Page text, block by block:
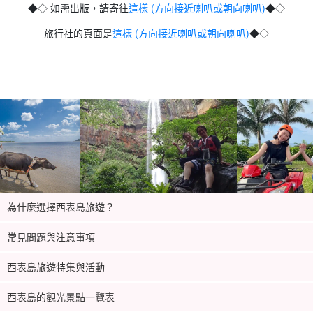
◆◇ 如需出版，請寄往這樣 (方向接近喇叭或朝向喇叭)◆◇
旅行社的頁面是這樣 (方向接近喇叭或朝向喇叭)◆◇
為什麼選擇西表島旅遊？
常見問題與注意事項
西表島旅遊特集與活動
西表島的觀光景點一覽表